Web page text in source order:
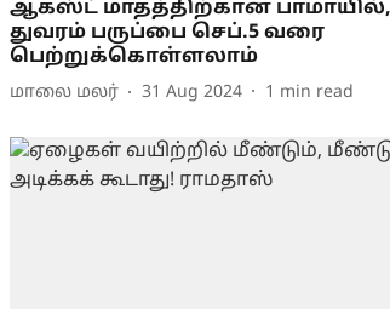
ஆகஸ்ட் மாதத்திற்கான பாமாயில்,
துவரம் பருப்பை செப்.5 வரை
பெற்றுக்கொள்ளலாம்
மாலை மலர் 31 Aug 2024 1 min read